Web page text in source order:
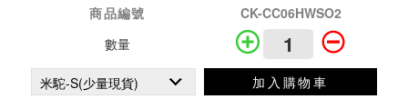
商品編號
CK-CC06HWSO2
數量
加入購物車